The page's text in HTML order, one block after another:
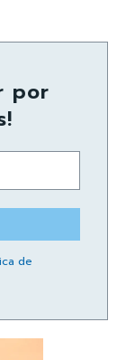
por
de